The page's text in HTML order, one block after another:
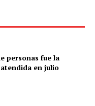
personas fue la
en julio